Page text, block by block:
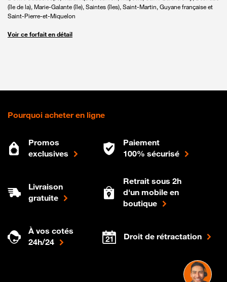
(île de la), Marie-Galante (île), Saintes (îles), Saint-Martin, Guyane française et
Saint-Pierre-et-Miquelon
Voir ce forfait en détail
Pourquoi acheter en ligne
Promos
exclusives
Paiement
100% sécurisé
Livraison
gratuite
Retrait sous 2h
d'un mobile en
boutique
À vos cotés
24h/24
Droit de rétractation